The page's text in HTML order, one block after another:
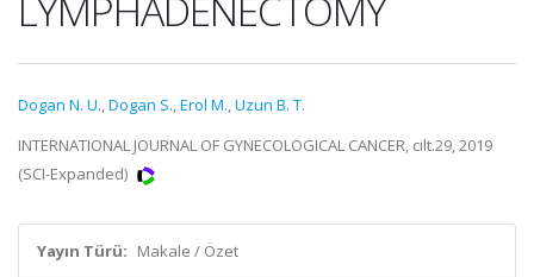
Dogan N. U.,Dogan S.,Erol M.,Uzun B. T.
INTERNATIONAL JOURNAL OF GYNECOLOGICAL CANCER, cilt.29, 2019
(SCI-Expanded)
Yayın Türü: Makale / Özet